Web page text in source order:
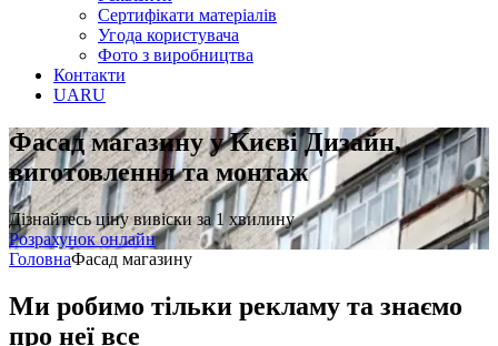
Сертифікати матеріалів
Угода користувача
Фото з виробництва
Контакти
UARU
Фасад магазину у КиєвіДизайн,
виготовлення та монтаж
Дізнайтесь ціну вивіски за 1 хвилину
Розрахунок онлайн
ГоловнаФасад магазину
Ми робимо тільки рекламу та знаємо
про неї все